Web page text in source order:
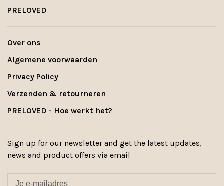
PRELOVED
Over ons
Algemene voorwaarden
Privacy Policy
Verzenden & retourneren
PRELOVED - Hoe werkt het?
Sign up for our newsletter and get the latest updates,
news and product offers via email